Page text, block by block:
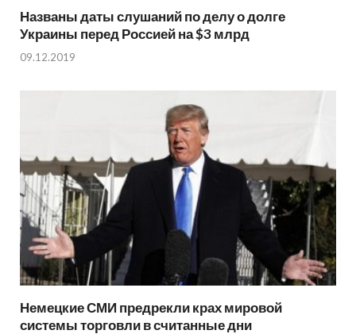
Названы даты слушаний по делу о долге
Украины перед Россией на $3 млрд
09.12.2019
Немецкие СМИ предрекли крах мировой
системы торговли в считанные дни